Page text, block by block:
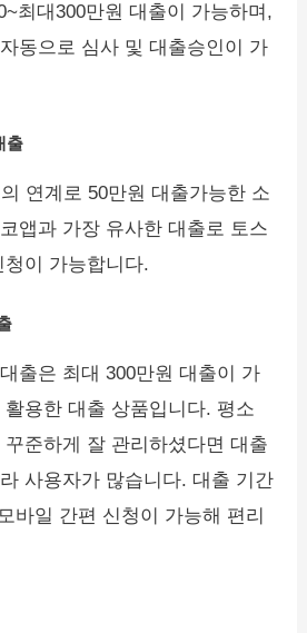
최대300만원 대출이 가능하며,
동으로 심사 및 대출승인이 가
출
연계로 50만원 대출가능한 소
앱과 가장 유사한 대출로 토스
이 가능합니다.
출은 최대 300만원 대출이 가
용한 대출 상품입니다. 평소
준하게 잘 관리하셨다면 대출
사용자가 많습니다. 대출 기간
바일 간편 신청이 가능해 편리